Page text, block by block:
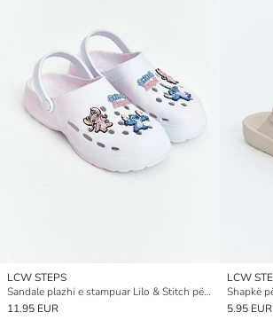
LCW STEPS
Sandale plazhi e stampuar Lilo & Stitch për vajza
11.95 EUR
LCW
Shapkë
5.95 EUR